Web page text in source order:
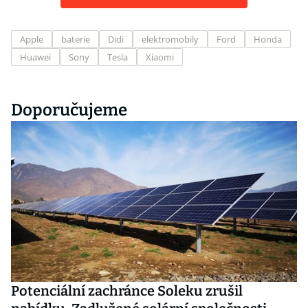
Apple baterie Didi elektromobily Ford
Honda
Huawei
Sony Tesla Xiaomi
Doporučujeme
Potenciální zachránce Soleku zrušil